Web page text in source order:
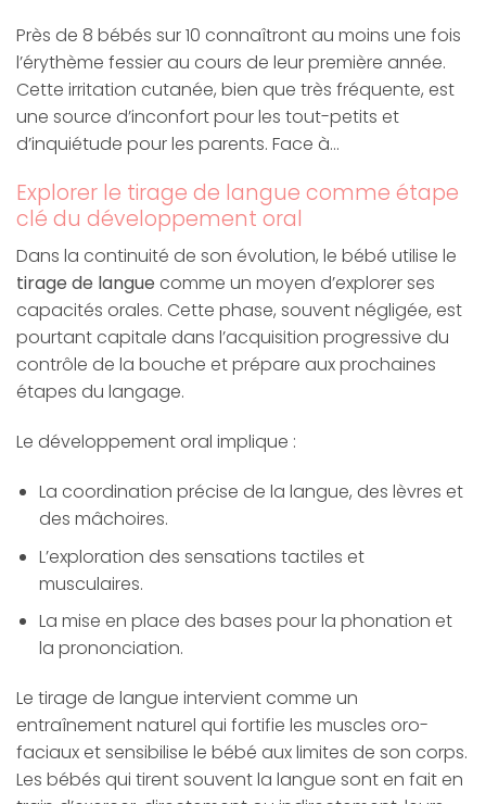
Près de 8 bébés sur 10 connaîtront au moins une fois
l’érythème fessier au cours de leur première année.
Cette irritation cutanée, bien que très fréquente, est
une source d’inconfort pour les tout-petits et
d’inquiétude pour les parents. Face à…
Explorer le tirage de langue comme étape
clé du développement oral
Dans la continuité de son évolution, le bébé utilise le
tirage de langue comme un moyen d’explorer ses
capacités orales. Cette phase, souvent négligée, est
pourtant capitale dans l’acquisition progressive du
contrôle de la bouche et prépare aux prochaines
étapes du langage.
Le développement oral implique :
La coordination précise de la langue, des lèvres et
des mâchoires.
L’exploration des sensations tactiles et
musculaires.
La mise en place des bases pour la phonation et
la prononciation.
Le tirage de langue intervient comme un
entraînement naturel qui fortifie les muscles oro-
faciaux et sensibilise le bébé aux limites de son corps.
Les bébés qui tirent souvent la langue sont en fait en